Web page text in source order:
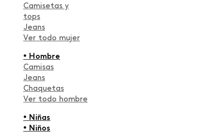
Camisetas y
tops
Jeans
Ver todo mujer
• Hombre
Camisas
Jeans
Chaquetas
Ver todo hombre
• Niñas
• Niños